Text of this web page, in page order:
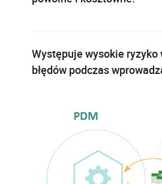
Występuje wysokie ryzyko
błędów podczas